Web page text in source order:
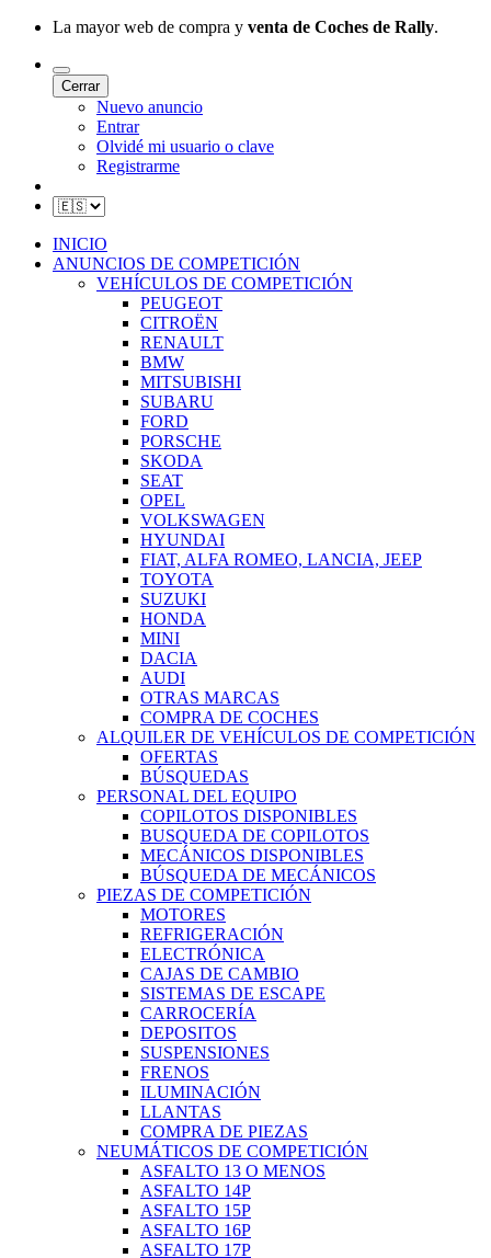
La mayor web de compra y venta de Coches de Rally.
Cerrar
Nuevo anuncio
Entrar
Olvidé mi usuario o clave
Registrarme
INICIO
ANUNCIOS DE COMPETICIÓN
VEHÍCULOS DE COMPETICIÓN
PEUGEOT
CITROËN
RENAULT
BMW
MITSUBISHI
SUBARU
FORD
PORSCHE
SKODA
SEAT
OPEL
VOLKSWAGEN
HYUNDAI
FIAT, ALFA ROMEO, LANCIA, JEEP
TOYOTA
SUZUKI
HONDA
MINI
DACIA
AUDI
OTRAS MARCAS
COMPRA DE COCHES
ALQUILER DE VEHÍCULOS DE COMPETICIÓN
OFERTAS
BÚSQUEDAS
PERSONAL DEL EQUIPO
COPILOTOS DISPONIBLES
BUSQUEDA DE COPILOTOS
MECÁNICOS DISPONIBLES
BÚSQUEDA DE MECÁNICOS
PIEZAS DE COMPETICIÓN
MOTORES
REFRIGERACIÓN
ELECTRÓNICA
CAJAS DE CAMBIO
SISTEMAS DE ESCAPE
CARROCERÍA
DEPOSITOS
SUSPENSIONES
FRENOS
ILUMINACIÓN
LLANTAS
COMPRA DE PIEZAS
NEUMÁTICOS DE COMPETICIÓN
ASFALTO 13 O MENOS
ASFALTO 14P
ASFALTO 15P
ASFALTO 16P
ASFALTO 17P